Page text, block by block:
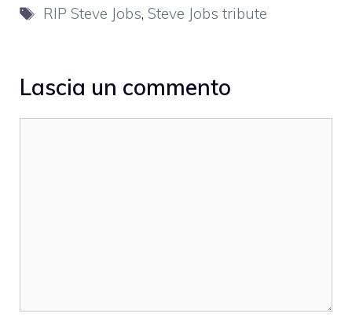
Tag
RIP Steve Jobs,Steve Jobs tribute
Lascia un commento